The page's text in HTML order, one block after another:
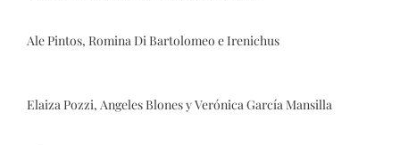
Ale Pintos, Romina Di Bartolomeo e Irenichus
Elaiza Pozzi, Angeles Blones y Verónica García Mansilla